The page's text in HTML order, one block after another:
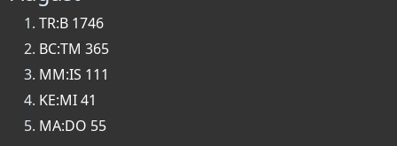
TR:B 1746
BC:TM 365
MM:IS 111
KE:MI 41
MA:DO 55